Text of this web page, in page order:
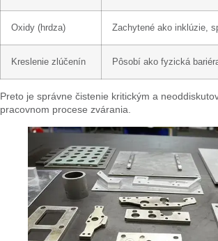
Oxidy (hrdza) Zachytené ako inklúzie,
Kreslenie zlúčenín Pôsobí ako fyzická
Preto je správne čistenie kritickým a
pracovnom procese zvárania.